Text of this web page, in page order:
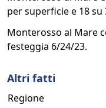
per superficie e 18
Monterosso al Mare
festeggia 6/24/23.
Altri fatti
Regione